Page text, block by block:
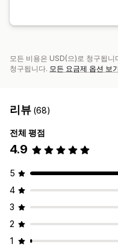
모든 비용은 USD(으)로 청구됩
청구됩니다. 모든 요금제 옵션 보
리뷰 (68)
전체 평점
4.9
5
4
3
2
1